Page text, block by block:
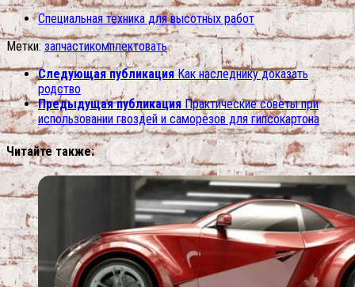
Специальная техника для высотных работ
Метки: запчастикомплектовать
Следующая публикация Как наследнику доказать
родство
Предыдущая публикация Практические советы при
использовании гвоздей и саморезов для гипсокартона
Читайте также: